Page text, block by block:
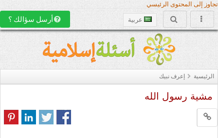
تجاوز إلى المحتوى الرئيسي
عربية أرسل سؤالك ؟
الرئيسية إعرف نبيك
مشية رسول الله